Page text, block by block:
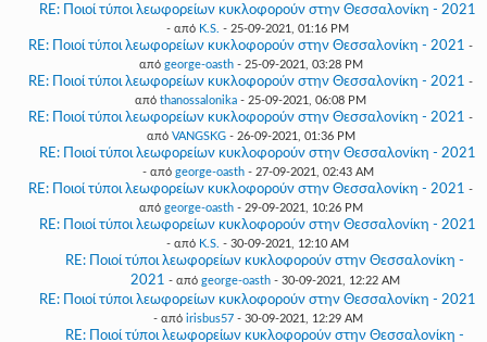
RE: Ποιοί τύποι λεωφορείων κυκλοφορούν στην Θεσσαλονίκη - 2021
- από K.S. - 25-09-2021, 01:16 PM
RE: Ποιοί τύποι λεωφορείων κυκλοφορούν στην Θεσσαλονίκη - 2021 -
από george-oasth- 25-09-2021, 03:28 PM
RE: Ποιοί τύποι λεωφορείων κυκλοφορούν στην Θεσσαλονίκη - 2021 -
από thanossalonika - 25-09-2021, 06:08 PM
RE: Ποιοί τύποι λεωφορείων κυκλοφορούν στην Θεσσαλονίκη - 2021 -
από VANGSKG- 26-09-2021, 01:36 PM
RE: Ποιοί τύποι λεωφορείων κυκλοφορούν στην Θεσσαλονίκη - 2021
- από george-oasth- 27-09-2021, 02:43 AM
RE: Ποιοί τύποι λεωφορείων κυκλοφορούν στην Θεσσαλονίκη - 2021 -
από george-oasth- 29-09-2021, 10:26 PM
RE: Ποιοί τύποι λεωφορείων κυκλοφορούν στην Θεσσαλονίκη - 2021
- από K.S. - 30-09-2021, 12:10 AM
RE: Ποιοί τύποι λεωφορείων κυκλοφορούν στην Θεσσαλονίκη -
2021 - από george-oasth- 30-09-2021, 12:22 AM
RE: Ποιοί τύποι λεωφορείων κυκλοφορούν στην Θεσσαλονίκη - 2021
- από irisbus57- 30-09-2021, 12:29 AM
RE: Ποιοί τύποι λεωφορείων κυκλοφορούν στην Θεσσαλονίκη -